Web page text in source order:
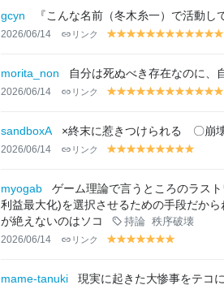
lo
w
lo
w
gcyn 『こんな名前（冬木糸一）で活動
2026/06/14 リンク
y
lo
w
y
lo
w
y
lo
w
y
lo
w
y
lo
w
y
lo
w
y
lo
w
y
lo
w
y
lo
w
y
lo
w
y
w
lo
w
morita_non 自分は死ぬべき存在なのに、
2026/06/14 リンク
y
lo
w
y
lo
w
y
lo
w
y
lo
w
y
lo
w
y
lo
w
y
lo
w
y
lo
w
y
w
y
lo
y
lolo
sandboxA ×終末に惹きつけられる 〇崩
2026/06/14 リンク
y
lo
w
y
lo
w
y
lo
w
y
lo
w
y
lo
w
y
lo
w
y
lo
w
y
lo
w
lo
w
myogab
ゲーム理論で言うところのラス
利益最大化)を選択させるための手段だか
が絶えないのはソコ
持論 秩序破壊
2026/06/14 リンク
y
lo
y
lo
y
lo
y
lo
y
lo
y
lolo
mame-tanuki
現実に起きた大惨事をテコ